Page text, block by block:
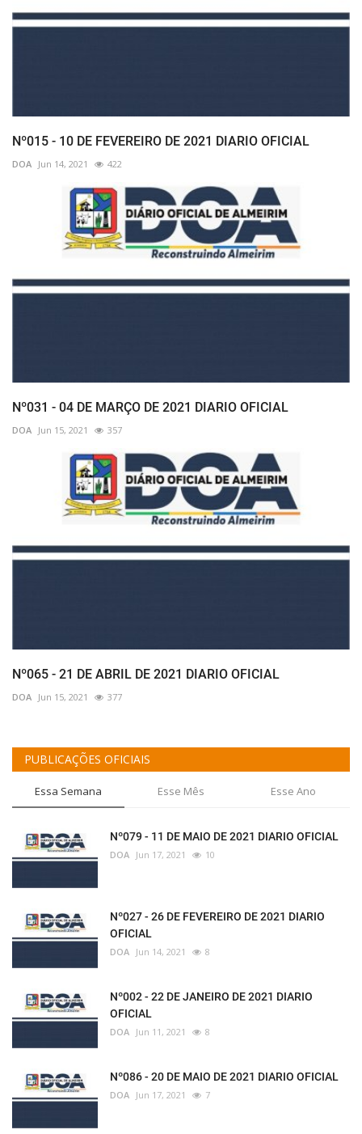
Nº015 - 10 DE FEVEREIRO DE 2021 DIARIO OFICIAL
DOA Jun 14, 2021 422
Nº031 - 04 DE MARÇO DE 2021 DIARIO OFICIAL
DOA Jun 15, 2021 357
Nº065 - 21 DE ABRIL DE 2021 DIARIO OFICIAL
DOA Jun 15, 2021 377
PUBLICAÇÕES OFICIAIS
Essa Semana Esse Mês Esse Ano
Nº079 - 11 DE MAIO DE 2021 DIARIO OFICIAL
DOA Jun 17, 2021 10
Nº027 - 26 DE FEVEREIRO DE 2021 DIARIO
OFICIAL
DOA Jun 14, 2021 8
Nº002 - 22 DE JANEIRO DE 2021 DIARIO
OFICIAL
DOA Jun 11, 2021 8
Nº086 - 20 DE MAIO DE 2021 DIARIO OFICIAL
DOA Jun 17, 2021 7